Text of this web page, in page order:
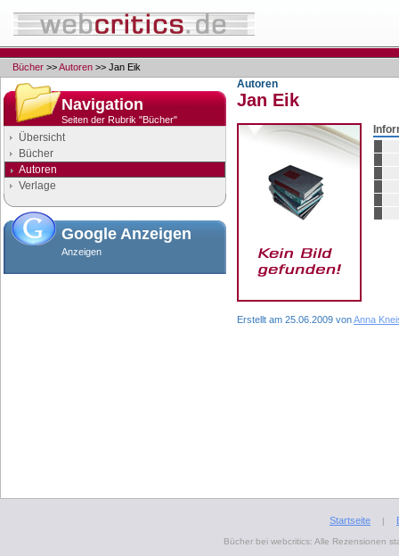
Bücher >>Autoren >> Jan Eik
Navigation
Seiten der Rubrik "Bücher"
Übersicht
Bücher
Autoren
Verlage
Google Anzeigen
Anzeigen
Autoren
Jan Eik
Erstellt am 25.06.2009 vonAnna
Startseite |
Bücher bei webcritics: Alle Rezensionen